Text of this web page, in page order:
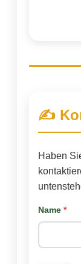
✍️
Haben
Name *